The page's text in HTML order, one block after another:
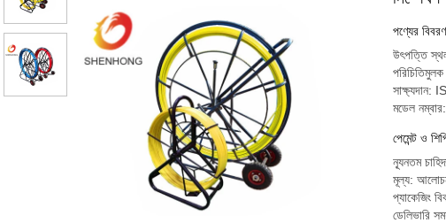
পণ্যের বিবরণ
উৎপত্তি
সাক্ষ্যদান:
মডেল
পেমেন্ট ও
ন্যূনতম
মূল্য:
প্যাকেজিং
ডেলিভারি